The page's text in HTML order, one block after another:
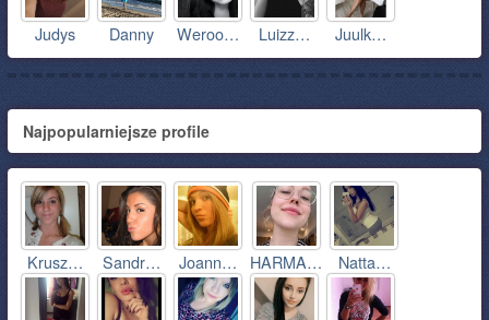
Judys Danny Weroo… Luizz… Juulk…
Najpopularniejsze profile
Krusz… Sandr… Joann… HARMA… Natta…